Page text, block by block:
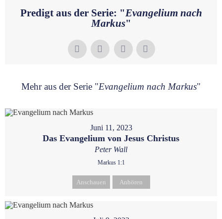
Predigt aus der Serie: "Evangelium nach
Markus"
Mehr aus der Serie "Evangelium nach Markus"
Juni 11, 2023
Das Evangelium von Jesus Christus
Peter Wall
Markus 1:1
Anschauen Anhören